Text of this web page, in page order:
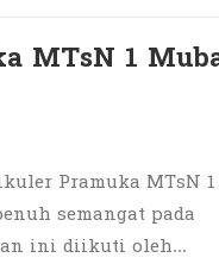
MTsN 1
Pramuka MTsN 1
semangat pada
ini diikuti oleh…